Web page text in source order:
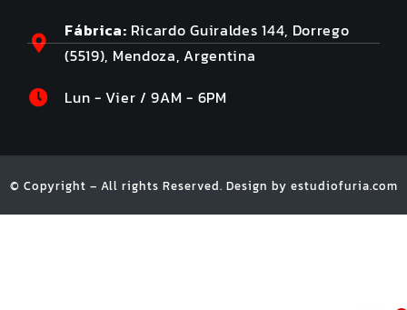
Fábrica: Ricardo Guiraldes 144, Dorrego
(5519), Mendoza, Argentina
Lun - Vier / 9AM - 6PM
© Copyright – All rights Reserved. Design by estudiofuria.com